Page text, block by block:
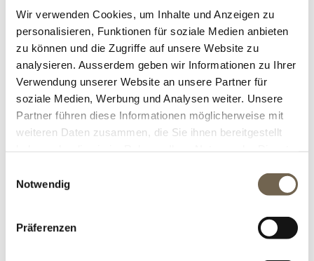
Wir verwenden Cookies, um Inhalte und Anzeigen zu
personalisieren, Funktionen für soziale Medien anbieten
zu können und die Zugriffe auf unsere Website zu
analysieren. Ausserdem geben wir Informationen zu Ihrer
Verwendung unserer Website an unsere Partner für
soziale Medien, Werbung und Analysen weiter. Unsere
Partner führen diese Informationen möglicherweise mit
weiteren Daten zusammen, die Sie ihnen bereitgestellt
Notwendig
Präferenzen
Artikelnummer: 18106
Grösse
Ausführung